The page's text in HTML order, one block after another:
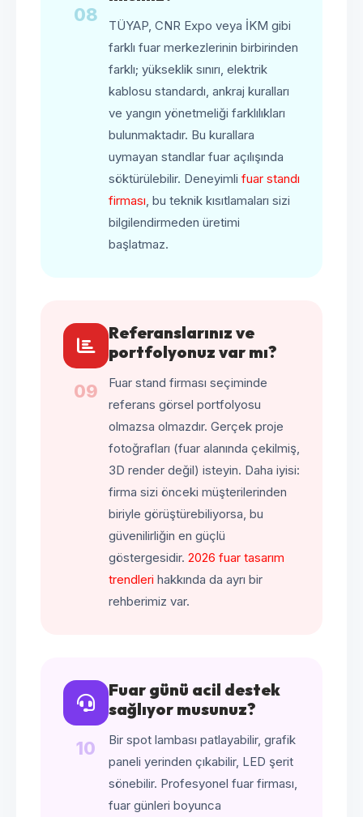
08
TÜYAP, CNR Expo veya İKM gibi
farklı fuar merkezlerinin birbirinden
farklı; yükseklik sınırı, elektrik
kablosu standardı, ankraj kuralları
ve yangın yönetmeliği farklılıkları
bulunmaktadır. Bu kurallara
uymayan standlar fuar açılışında
söktürülebilir. Deneyimli fuar standı
firması, bu teknik kısıtlamaları sizi
bilgilendirmeden üretimi
başlatmaz.
09
Referanslarınız ve
portfolyonuz var mı?
Fuar stand firması seçiminde
referans görsel portfolyosu
olmazsa olmazdır. Gerçek proje
fotoğrafları (fuar alanında çekilmiş,
3D render değil) isteyin. Daha iyisi:
firma sizi önceki müşterilerinden
biriyle görüştürebiliyorsa, bu
güvenilirliğin en güçlü
göstergesidir. 2026 fuar tasarım
trendleri hakkında da ayrı bir
rehberimiz var.
10
Fuar günü acil destek
sağlıyor musunuz?
Bir spot lambası patlayabilir, grafik
paneli yerinden çıkabilir, LED şerit
sönebilir. Profesyonel fuar firması,
fuar günleri boyunca